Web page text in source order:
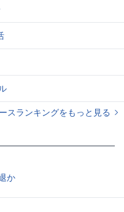
スランキングをもっと見る
か